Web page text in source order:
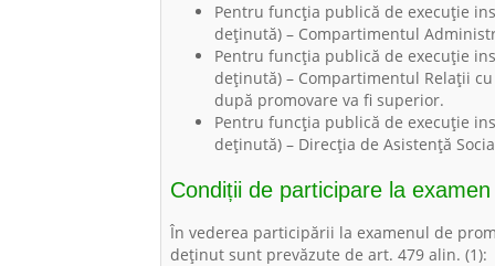
Pentru funcția publică de execuție
deținută) – Compartimentul
Pentru funcția publică de execuție
deținută) – Compartimentul Relații
după promovare va fi superior.
Pentru funcția publică de execuție
deținută) – Direcția de Asistență
Condiții de participare la examen
În vederea participării la examenul de
deținut sunt prevăzute de art. 479 alin. (1):